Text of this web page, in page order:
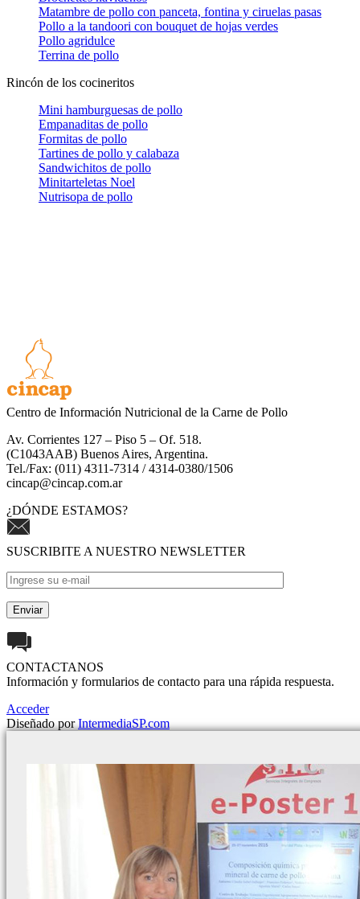
Matambre de pollo con panceta, fontina y ciruelas pasas
Pollo a la tandoori con bouquet de hojas verdes
Pollo agridulce
Terrina de pollo
Rincón de los cocineritos
Mini hamburguesas de pollo
Empanaditas de pollo
Formitas de pollo
Tartines de pollo y calabaza
Sandwichitos de pollo
Minitarteletas Noel
Nutrisopa de pollo
Centro de Información Nutricional de la Carne de Pollo
Av. Corrientes 127 – Piso 5 – Of. 518.
(C1043AAB) Buenos Aires, Argentina.
Tel./Fax: (011) 4311-7314 / 4314-0380/1506
cincap@cincap.com.ar
¿DÓNDE ESTAMOS?
SUSCRIBITE A NUESTRO NEWSLETTER
CONTACTANOS
Información y formularios de contacto para una rápida respuesta.
Acceder
Diseñado porIntermediaSP.com